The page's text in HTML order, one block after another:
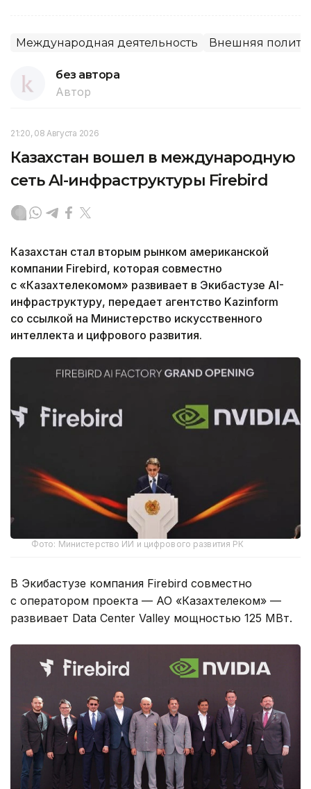
Международная деятельность Внешняя
без автора
Автор
21:20, 08 Августа 2026
Казахстан вошел в международную
сеть AI-инфраструктуры Firebird
Казахстан стал вторым рынком американской
компании Firebird, которая совместно
с «Казахтелекомом» развивает в Экибастузе AI-
инфраструктуру, передает агентство Kazinform
со ссылкой на Министерство искусственного
интеллекта и цифрового развития.
Фото: Министерство ИИ и цифрового развития РК
В Экибастузе компания Firebird совместно
с оператором проекта — АО «Казахтелеком» —
развивает Data Center Valley мощностью 125 МВт.